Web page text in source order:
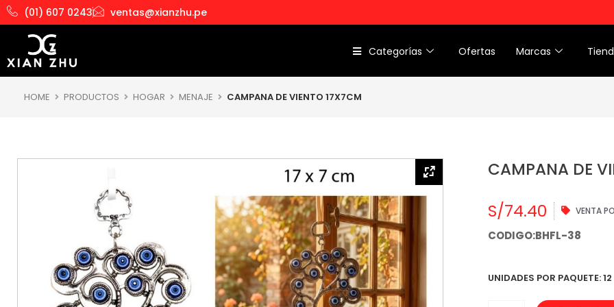
al
contenido
(01) 607 0243 ventas@xianzhu.pe
Categorías Ofertas Marcas
HOME PRODUCTOS HOGAR MENAJE CAMPANA DE VIENTO 17X7CM
CAMPANA DE
S/74.40 VENTA
CODIGO:BHFL-38
UNIDADES POR PAQUETE: 12